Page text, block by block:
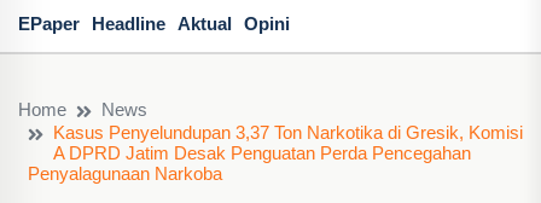
EPaper Headline Aktual Opini
Home
News
Kasus Penyelundupan 3,37 Ton Narkotika di Gresik, Komisi
A DPRD Jatim Desak Penguatan Perda Pencegahan
Penyalagunaan Narkoba